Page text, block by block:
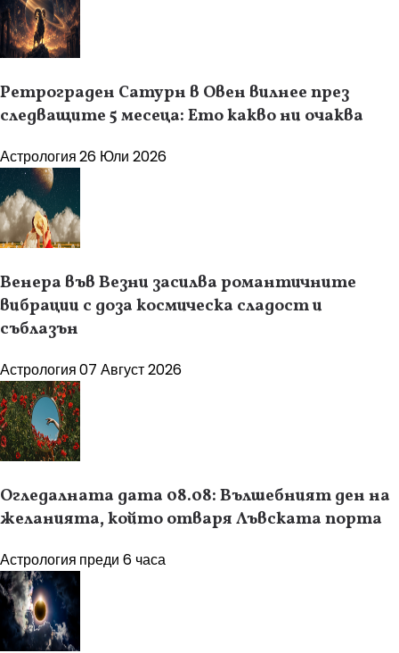
Ретрограден Сатурн в Овен вилнее през
следващите 5 месеца: Ето какво ни очаква
Астрология26 Юли 2026
Венера във Везни засилва романтичните
вибрации с доза космическа сладост и
съблазън
Астрология07 Август 2026
Огледалната дата 08.08: Вълшебният ден на
желанията, който отваря Лъвската порта
Астрология преди 6 часа